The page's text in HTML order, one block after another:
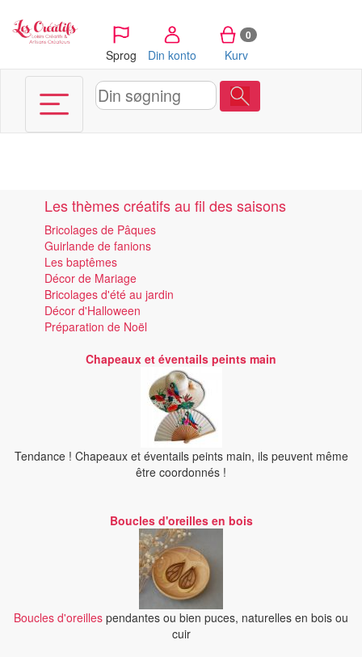
Sprog Din konto
0
Kurv
Les thèmes créatifs au fil des saisons
Bricolages de Pâques
Guirlande de fanions
Les baptêmes
Décor de Mariage
Bricolages d'été au jardin
Décor d'Halloween
Préparation de Noël
Chapeaux et éventails peints main
Tendance ! Chapeaux et éventails peints main, ils peuvent même
être coordonnés !
Boucles d'oreilles en bois
Boucles d'oreilles pendantes ou bien puces, naturelles en bois ou
cuir